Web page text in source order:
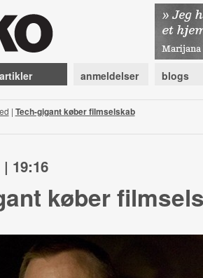
artikler anmeldelser blogs
| Tech-gigant køber filmselskab
19:16
køber